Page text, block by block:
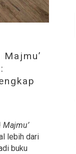
Majmu’
lebih dari
buku